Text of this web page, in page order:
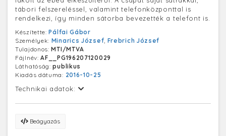
tábori felszereléssel, valamint telefonközponttal is
rendelkezi, így minden sátorba bevezették a telefont is.
Készítette:Pálfai Gábor
Személyek: Minarics József, Frebrich József
Tulajdonos:MTI/MTVA
Fájlnév:AF__PG196207120029
Láthatóság:publikus
Kiadás dátuma: 2016-10-25
Technikai adatok:
Beágyazás